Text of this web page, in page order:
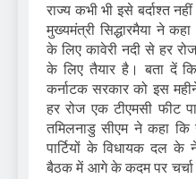
राज्य कभी भी इसे बर्दाश्त
मुख्यमंत्री सिद्धारमैया ने
के लिए कावेरी नदी से हर
के लिए तैयार है। बता दें
कर्नाटक सरकार को इस
हर रोज एक टीएमसी फीट
तमिलनाडु सीएम ने कहा कि
पार्टियों के विधायक दल
बैठक में आगे के कदम पर चर्चा